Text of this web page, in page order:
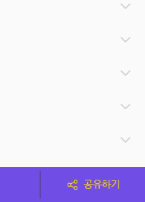
공유하기